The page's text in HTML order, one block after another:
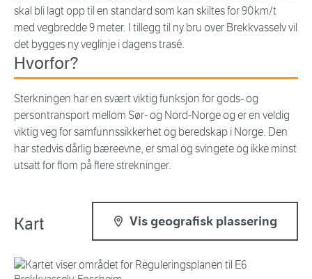
skal bli lagt opp til en standard som kan skiltes for 90km/t
med vegbredde 9 meter. I tillegg til ny bru over Brekkvasselv vil
det bygges ny veglinje i dagens trasé.
Hvorfor?
Sterkningen har en svært viktig funksjon for gods- og
persontransport mellom Sør- og Nord-Norge og er en veldig
viktig veg for samfunnssikkerhet og beredskap i Norge. Den
har stedvis dårlig bæreevne, er smal og svingete og ikke minst
utsatt for flom på flere strekninger.
Kart Vis geografisk plassering